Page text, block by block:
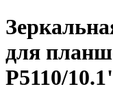
для
P5110/